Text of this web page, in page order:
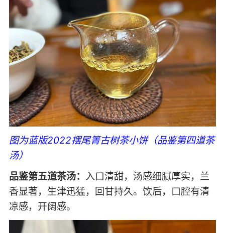
图为蓝版2022摆尾箐古树茶小饼（品鉴第四道茶
汤）
品鉴第五道茶汤： 入口清甜，汤感细腻厚实，兰
香显著，生津迅猛，回甘持久。饮后，口腔有清
凉感，开阔感。